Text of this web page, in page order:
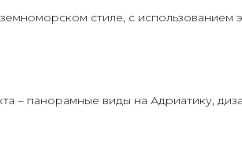
стиле, с использованием
– панорамные виды на Адриатику,